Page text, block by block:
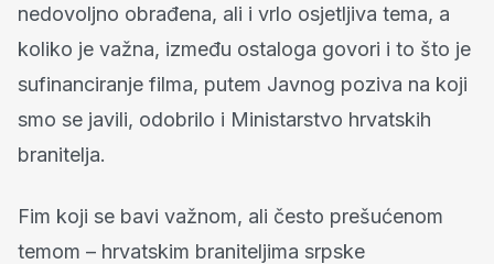
nedovoljno obrađena, ali i vrlo osjetljiva tema, a
koliko je važna, između ostaloga govori i to što je
sufinanciranje filma, putem Javnog poziva na koji
smo se javili, odobrilo i Ministarstvo hrvatskih
branitelja.
Fim koji se bavi važnom, ali često prešućenom
temom – hrvatskim braniteljima srpske